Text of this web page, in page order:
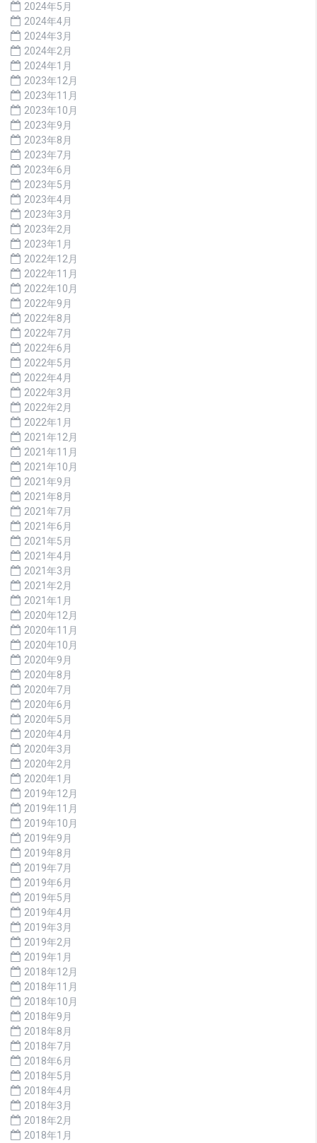
2024年5月
2024年4月
2024年3月
2024年2月
2024年1月
2023年12月
2023年11月
2023年10月
2023年9月
2023年8月
2023年7月
2023年6月
2023年5月
2023年4月
2023年3月
2023年2月
2023年1月
2022年12月
2022年11月
2022年10月
2022年9月
2022年8月
2022年7月
2022年6月
2022年5月
2022年4月
2022年3月
2022年2月
2022年1月
2021年12月
2021年11月
2021年10月
2021年9月
2021年8月
2021年7月
2021年6月
2021年5月
2021年4月
2021年3月
2021年2月
2021年1月
2020年12月
2020年11月
2020年10月
2020年9月
2020年8月
2020年7月
2020年6月
2020年5月
2020年4月
2020年3月
2020年2月
2020年1月
2019年12月
2019年11月
2019年10月
2019年9月
2019年8月
2019年7月
2019年6月
2019年5月
2019年4月
2019年3月
2019年2月
2019年1月
2018年12月
2018年11月
2018年10月
2018年9月
2018年8月
2018年7月
2018年6月
2018年5月
2018年4月
2018年3月
2018年2月
2018年1月